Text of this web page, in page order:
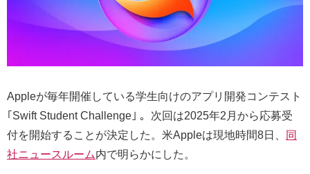
Appleが毎年開催している学生向けのアプリ開発コンテスト
｢Swift Student Challenge｣ 。次回は2025年2月から応募受
付を開始することが決定した。米Appleは現地時間8日、
同
社ニュースルーム内で明らかにした。